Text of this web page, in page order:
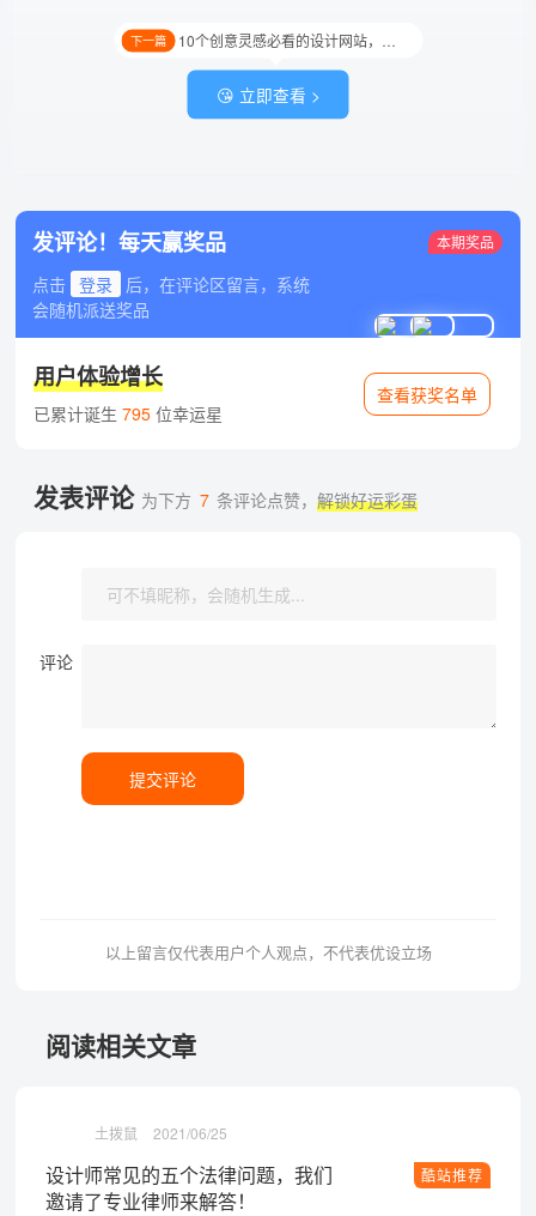
😘 立即查看 >
下一篇 10个创意灵感必看的设计网站，收藏就对了！
发评论！每天赢奖品
点击 登录
后，在评论区留言，系统
会随机派送奖品
本期奖品
用户体验增长
已累计诞生 795位幸运星
查看获奖名单
发表评论 为下方 7 条评论点赞，解锁好运彩蛋
评论
提交评论
以上留言仅代表用户个人观点，不代表优设立场
阅读相关文章
土拨鼠 2021/06/25
酷站推荐
设计师常见的五个法律问题，我们
邀请了专业律师来解答！